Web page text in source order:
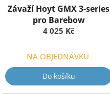
Závaží Hoyt GMX 3-series
pro Barebow
4 025 Kč
NA OBJEDNÁVKU
Do košíku